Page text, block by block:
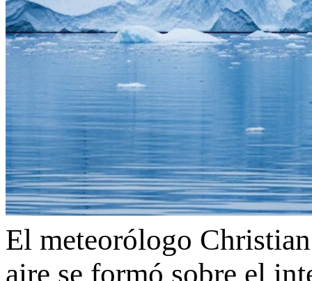
El meteorólogo
aire se formó sobre el